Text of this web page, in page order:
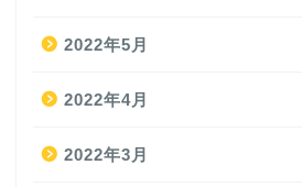
2022年5月
2022年4月
2022年3月